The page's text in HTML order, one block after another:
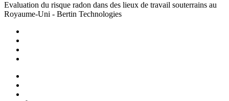
Evaluation du risque radon dans des lieux de travail souterrains au
Royaume-Uni - Bertin Technologies